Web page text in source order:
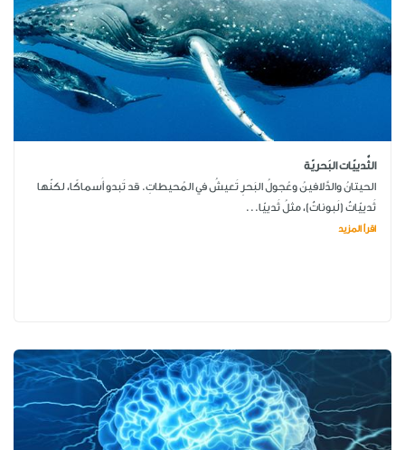
الثَّدييّات البَحريّة
الحيتانُ والدَّلافينُ وعُجولُ البَحرِ تَعيشُ في المُحيطاتِ. قد تَبدو أَسماكًا، لكنّها
ثَدييّاتٌ (لَبوناتٌ)، مثلُ ثَدييّا...
اقرأ المزيد